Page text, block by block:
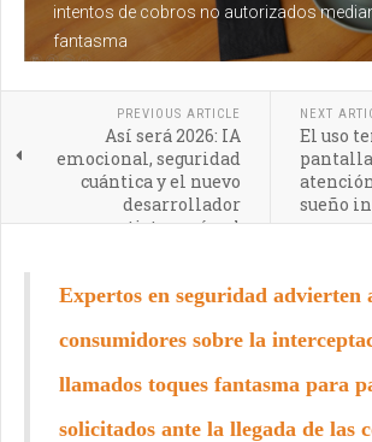
intentos de cobros no autorizados
fantasma
PREVIOUS ARTICLE
Así será 2026: IA
emocional, seguridad
cuántica y el nuevo
desarrollador
renacentista según el
NEXT
El uso
sueño
Expertos en seguridad advierten
consumidores sobre la
llamados toques fantasma para
solicitados ante la llegada de las